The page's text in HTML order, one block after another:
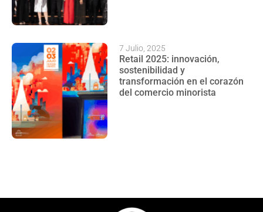
Retail 2025: innovación,
sostenibilidad y
transformación en el corazón
del comercio minorista
7 Julio, 2025